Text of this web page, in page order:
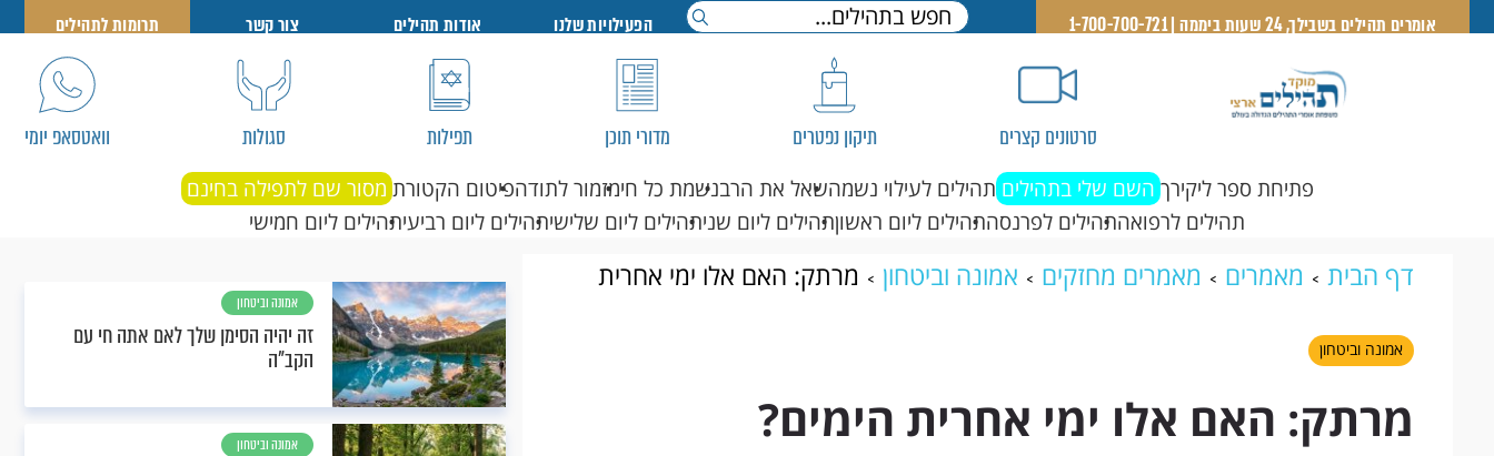
אומרים תהילים בשבילך, 24 שעות ביממה | 1-700-700-721 הפעילויות שלנו אודות תהילים צור קשר תרומות לתהילים
סרטונים קצרים תיקון נפטרים מדורי תוכן תפילות סגולות וואטסאפ יומי
פתיחת ספר ליקירך השם שלי בתהילים תהילים לעילוי נשמהשאל את הרבנשמת כל חימזמור לתודהפיטום הקטורת מסור שם לתפילה בחינם
תהילים לרפואהתהילים לפרנסהתהילים ליום ראשוןתהילים ליום שניתהילים ליום שלישיתהילים ליום רביעיתהילים ליום חמישי
דף הבית מאמרים מאמרים מחזקים אמונה וביטחון
מרתק: האם אלו ימי אחרית
הימים?
אמונה וביטחון
מרתק: האם אלו ימי אחרית הימים?
אמונה וביטחון
זה יהיה הסימן שלך לאם אתה חי עם
הקב"ה
אמונה וביטחון